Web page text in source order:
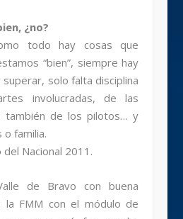
¿no?
todo hay cosas que
“bien”, siempre hay
solo falta disciplina
involucradas, de las
también de los pilotos… y
o familia.
Nacional 2011.
de Bravo con buena
la FMM con el módulo de